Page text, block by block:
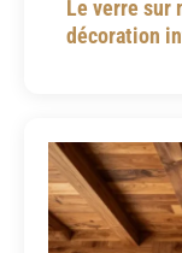
Le verre sur
décoration